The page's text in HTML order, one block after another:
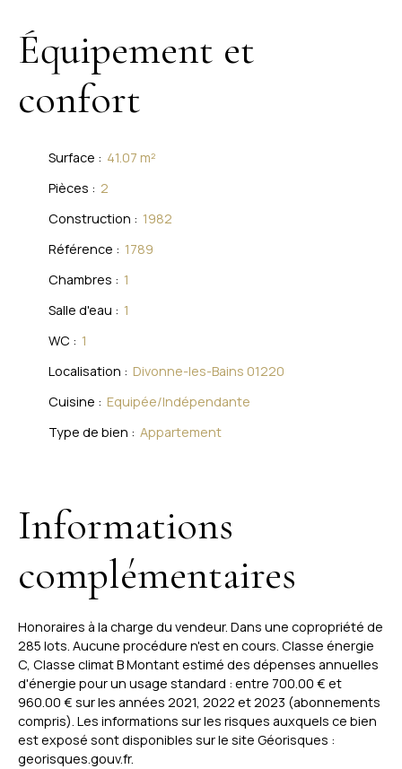
Équipement et
confort
Surface : 41.07 m²
Pièces : 2
Construction : 1982
Référence : 1789
Chambres : 1
Salle d'eau : 1
WC : 1
Localisation : Divonne-les-Bains 01220
Cuisine : Equipée/Indépendante
Type de bien : Appartement
Informations
complémentaires
Honoraires à la charge du vendeur. Dans une copropriété de
285 lots. Aucune procédure n'est en cours. Classe énergie
C, Classe climat B Montant estimé des dépenses annuelles
d'énergie pour un usage standard : entre 700.00 € et
960.00 € sur les années 2021, 2022 et 2023 (abonnements
compris). Les informations sur les risques auxquels ce bien
est exposé sont disponibles sur le site Géorisques :
georisques.gouv.fr.